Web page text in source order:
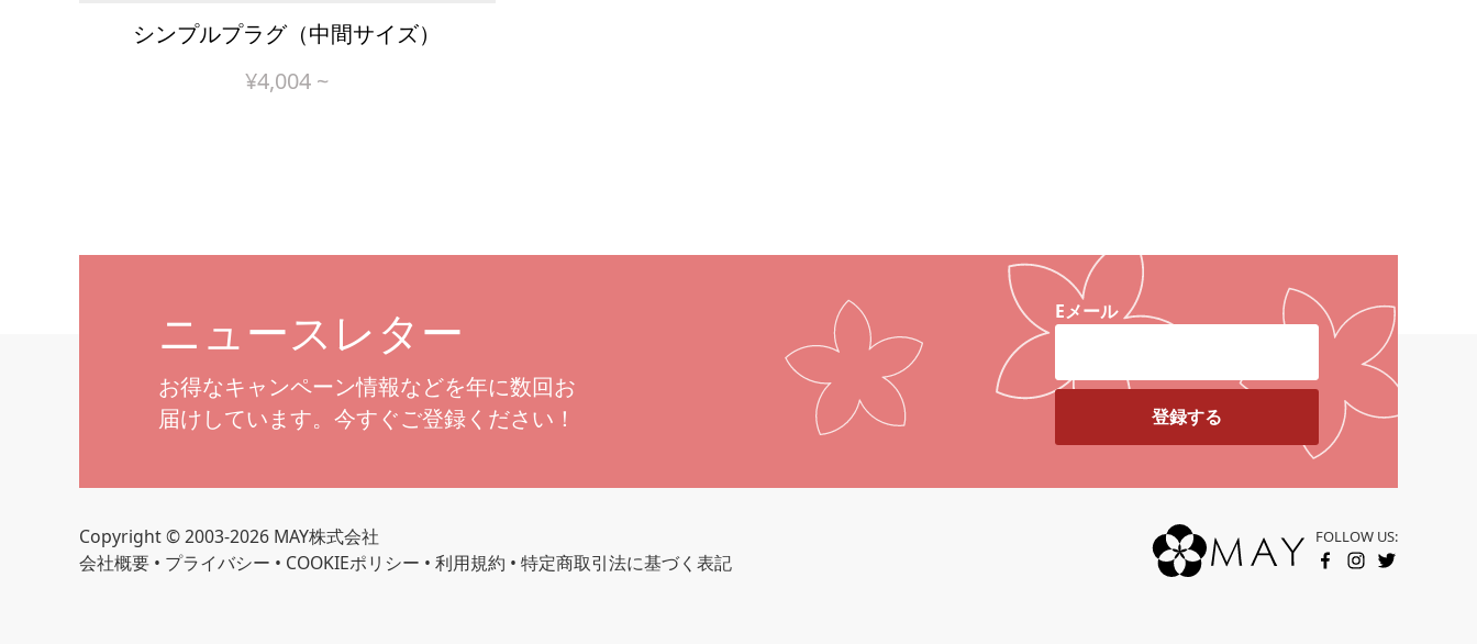
シンプルプラグ（中間サイズ）
¥4,004 ~
ニュースレター
お得なキャンペーン情報などを年に数回お
届けしています。今すぐご登録ください！
Eメール
Copyright © 2003-2026 MAY株式会社
会社概要 • プライバシー • COOKIEポリシー • 利用規約 • 特定商取引法に基づく表記
FOLLOW US:
FACEBOOK
INSTAGRAM
TWITTER